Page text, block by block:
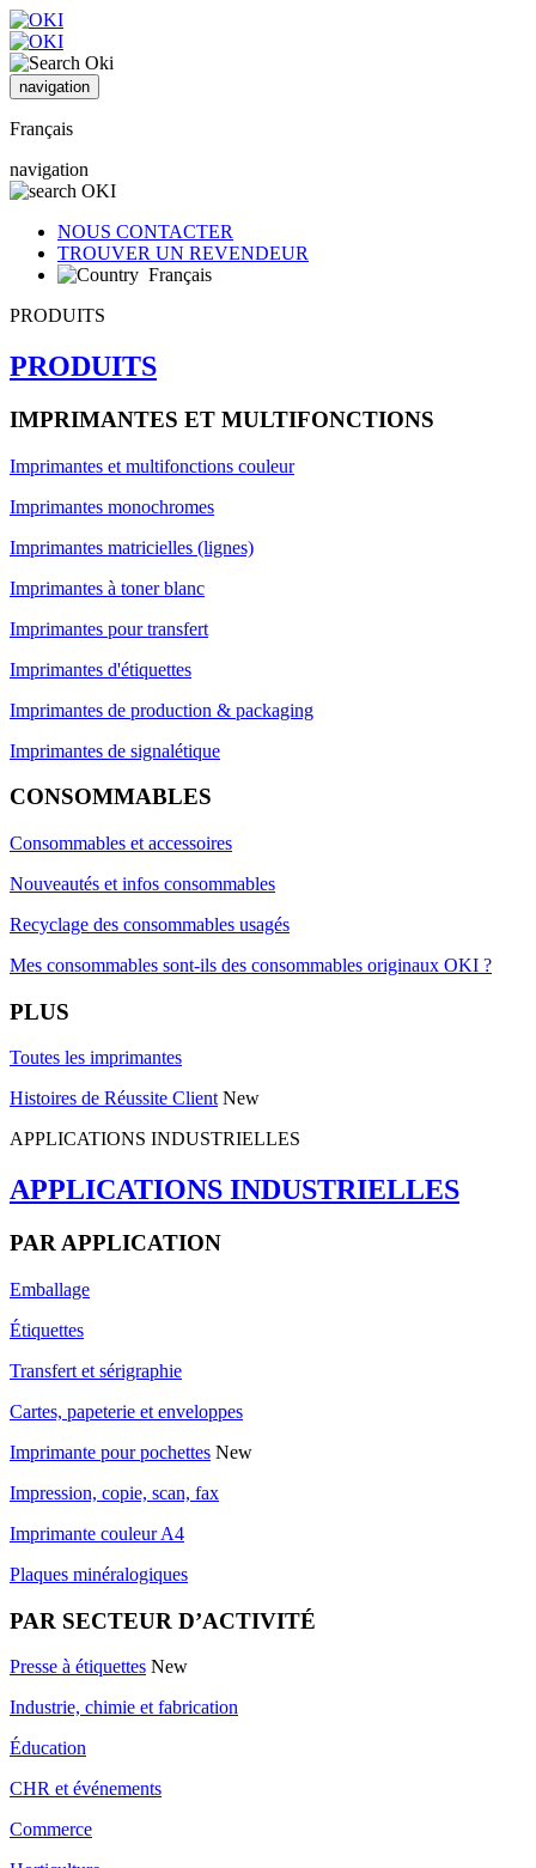
navigation
Français
navigation
NOUS CONTACTER
TROUVER UN REVENDEUR
Français
PRODUITS
PRODUITS
IMPRIMANTES ET MULTIFONCTIONS
Imprimantes et multifonctions couleur
Imprimantes monochromes
Imprimantes matricielles (lignes)
Imprimantes à toner blanc
Imprimantes pour transfert
Imprimantes d'étiquettes
Imprimantes de production & packaging
Imprimantes de signalétique
CONSOMMABLES
Consommables et accessoires
Nouveautés et infos consommables
Recyclage des consommables usagés
Mes consommables sont-ils des consommables originaux OKI ?
PLUS
Toutes les imprimantes
Histoires de Réussite Client New
APPLICATIONS INDUSTRIELLES
APPLICATIONS INDUSTRIELLES
PAR APPLICATION
Emballage
Étiquettes
Transfert et sérigraphie
Cartes, papeterie et enveloppes
Imprimante pour pochettes New
Impression, copie, scan, fax
Imprimante couleur A4
Plaques minéralogiques
PAR SECTEUR D’ACTIVITÉ
Presse à étiquettes New
Industrie, chimie et fabrication
Éducation
CHR et événements
Commerce